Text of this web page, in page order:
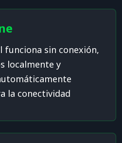
funciona sin conexión,
localmente y
la conectividad